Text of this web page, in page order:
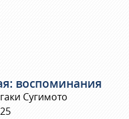
воспоминания
Сугимото